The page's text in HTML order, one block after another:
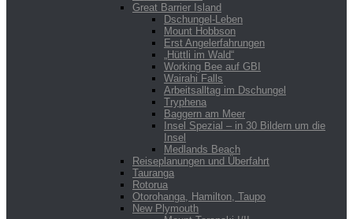
Great Barrier Island
Dschungel-Leben
Mount Hobbson
Erst Angelerfahrungen
„Hüttli im Wald“
Working Bee auf GBI
Wairahi Falls
Arbeitsalltag im Dschungel
Tryphena
Baggern am Meer
Insel Spezial – in 30 Bildern um die
Insel
Medlands Beach
Reiseplanungen und Überfahrt
Tauranga
Rotorua
Otorohanga, Hamilton, Taupo
New Plymouth